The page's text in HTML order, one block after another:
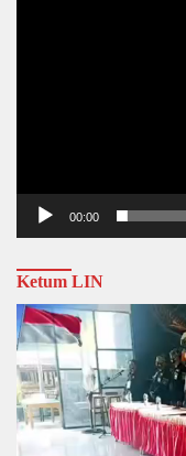
00:00
Ketum LIN
Video
Player